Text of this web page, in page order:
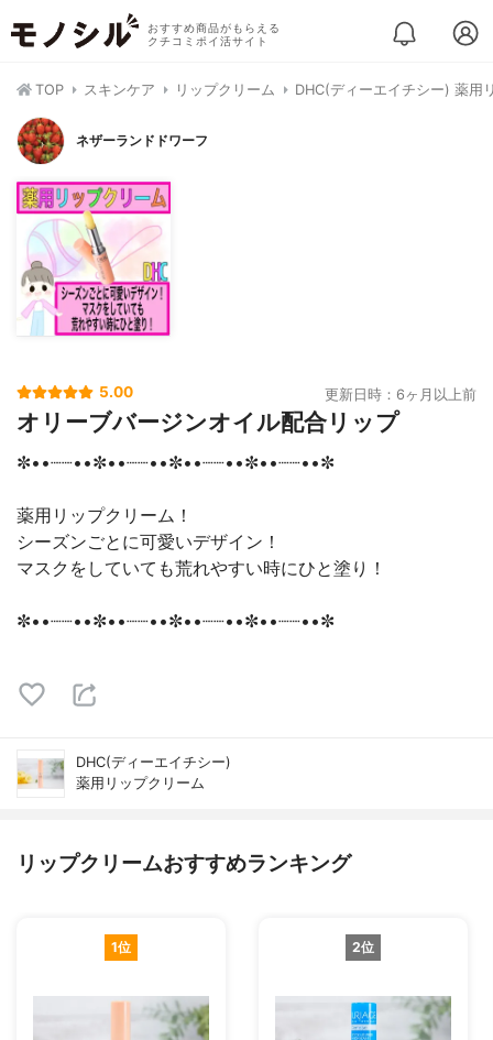
おすすめ商品がもらえる
クチコミポイ活サイト
TOP スキンケア リップクリーム DHC(ディーエイチシー) 薬用
ネザーランドドワーフ
5.00 更新日時：6ヶ月以上前
オリーブバージンオイル配合リップ
✼••┈┈••✼••┈┈••✼••┈┈••✼••┈┈••✼
薬用リップクリーム！
シーズンごとに可愛いデザイン！
マスクをしていても荒れやすい時にひと塗り！
✼••┈┈••✼••┈┈••✼••┈┈••✼••┈┈••✼
DHC(ディーエイチシー)
薬用リップクリーム
リップクリームおすすめランキング
1位 2位